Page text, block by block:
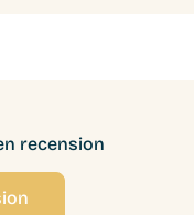
recension